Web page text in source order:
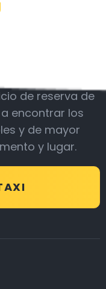
de reserva de
encontrar los
y de mayor
y lugar.